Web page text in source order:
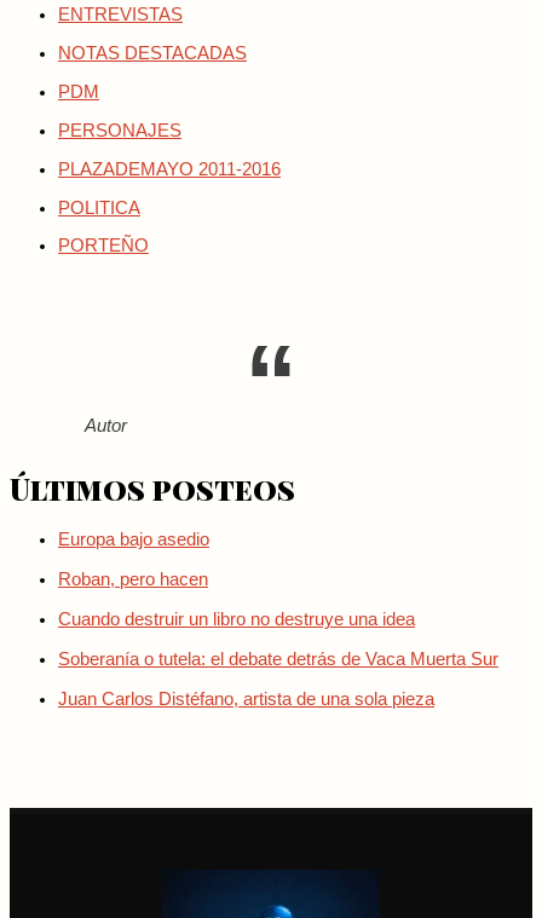
ENTREVISTAS
NOTAS DESTACADAS
PDM
PERSONAJES
PLAZADEMAYO 2011-2016
POLITICA
PORTEÑO
Autor
Últimos posteos
Europa bajo asedio
Roban, pero hacen
Cuando destruir un libro no destruye una idea
Soberanía o tutela: el debate detrás de Vaca Muerta Sur
Juan Carlos Distéfano, artista de una sola pieza